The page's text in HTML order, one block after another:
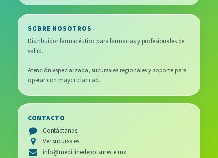
SOBRE NOSOTROS
Distribuidor farmacéutico para farmacias y profesionales de
salud.
Atención especializada, sucursales regionales y soporte para
operar con mayor claridad.
CONTACTO
Contáctanos
Ver sucursales
info@medicinedepotsureste.mx